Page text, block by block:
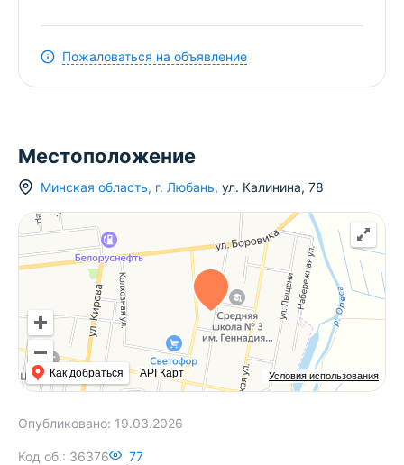
Пожаловаться на объявление
Местоположение
Минская область, г. Любань, ул. Калинина, 78
Условия использования
Как добраться API Карт
Опубликовано: 19.03.2026
Код об.: 36376 77